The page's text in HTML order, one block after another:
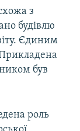
з
будівлю
Єдиним
був
роль